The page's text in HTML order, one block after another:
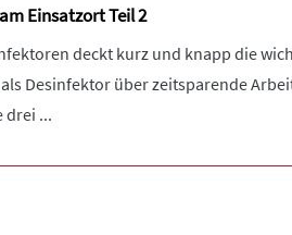
Einsatzort Teil 2
deckt kurz und knapp die
Desinfektor über zeitsparende
drei ...